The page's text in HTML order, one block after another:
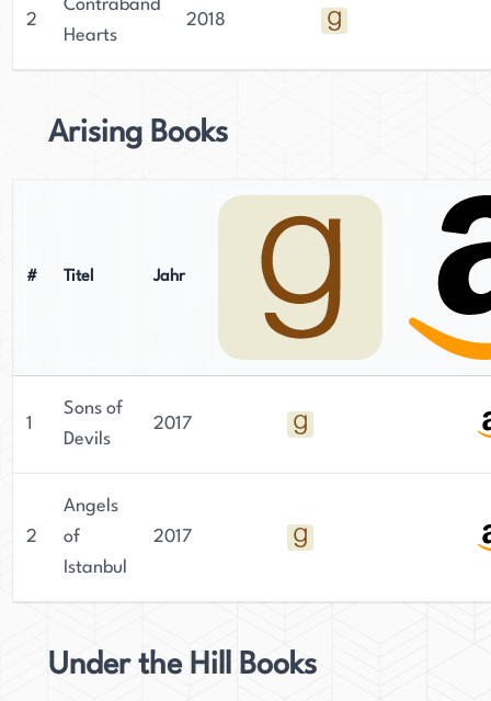
2
Contraband
Hearts
2018
Arising Books
# Titel Jahr
1
Sons of
Devils
2017
2
Angels
of
Istanbul
2017
Under the Hill Books